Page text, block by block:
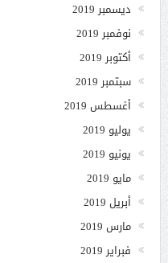
ديسمبر 2019
نوفمبر 2019
أكتوبر 2019
سبتمبر 2019
أغسطس 2019
يوليو 2019
يونيو 2019
مايو 2019
أبريل 2019
مارس 2019
فبراير 2019